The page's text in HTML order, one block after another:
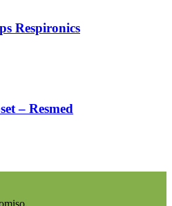
Respironics
– Resmed